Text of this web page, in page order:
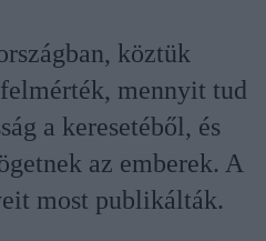
köztük
mennyit tud
a keresetéből, és
az emberek. A
most publikálták.